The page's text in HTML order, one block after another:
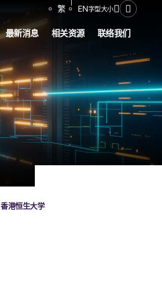
繁 EN字型大小分享打开搜寻
最新消息 相关资源 联络我们
香港恒生大学